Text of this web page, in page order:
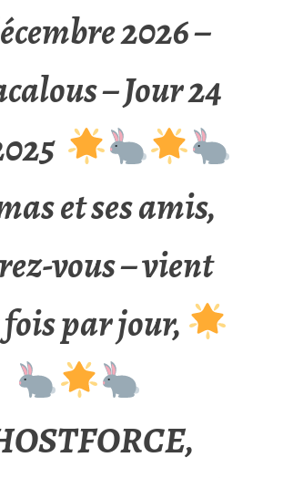
2026 –
– Jour 24
et ses amis,
vous – vient
par jour,